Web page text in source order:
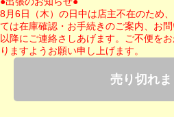
8月6日（木）の日中は店主不在のため
ては在庫確認・お手続きのご案内、お
以降にご連絡さしあげます。ご不便を
りますようお願い申し上げます。
売り切れ